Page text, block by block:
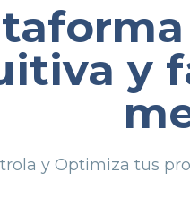
y
y Optimiza tus